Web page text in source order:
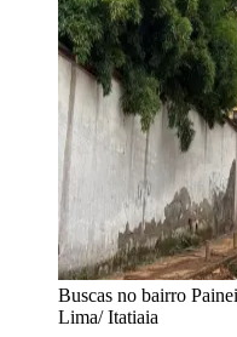
Buscas no bairro
Lima/ Itatiaia